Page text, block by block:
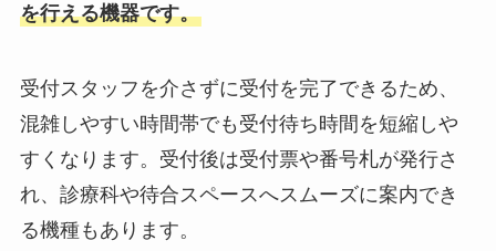
を行える機器です。
受付スタッフを介さずに受付を完了できるため、
混雑しやすい時間帯でも受付待ち時間を短縮しや
すくなります。受付後は受付票や番号札が発行さ
れ、診療科や待合スペースへスムーズに案内でき
る機種もあります。